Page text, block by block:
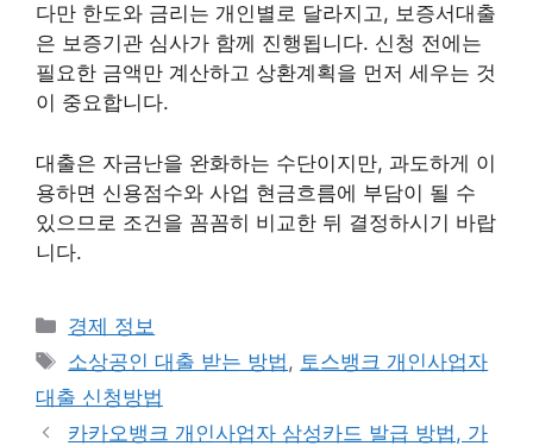
다만 한도와 금리는 개인별로 달라지고, 보증서대출
은 보증기관 심사가 함께 진행됩니다. 신청 전에는
필요한 금액만 계산하고 상환계획을 먼저 세우는 것
이 중요합니다.
대출은 자금난을 완화하는 수단이지만, 과도하게 이
용하면 신용점수와 사업 현금흐름에 부담이 될 수
있으므로 조건을 꼼꼼히 비교한 뒤 결정하시기 바랍
니다.
카
테
리
경제 정보
태
그
소상공인 대출 받는 방법 , 토스뱅크 개인사업자
대출 신청방법
카카오뱅크 개인사업자 삼성카드 발급 방법, 가